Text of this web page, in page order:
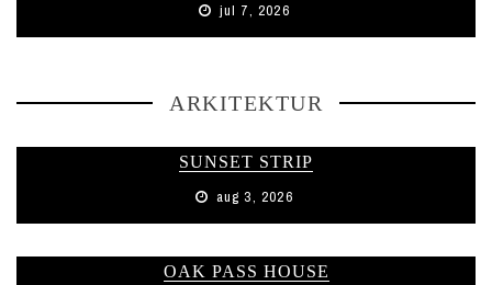
jul 7, 2026
ARKITEKTUR
SUNSET STRIP
aug 3, 2026
OAK PASS HOUSE